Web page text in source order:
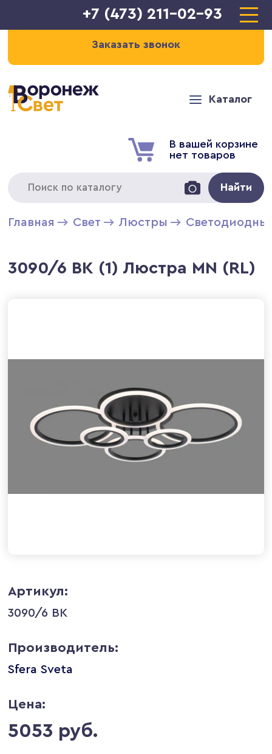
+7 (473) 211-02-93
Заказать звонок
Каталог
В вашей корзине
нет товаров
Найти
Главная Свет Люстры
3090/6 BK (1) Люстра MN (RL)
Артикул:
3090/6 BK
Производитель:
Sfera Sveta
Цена:
5053 руб.